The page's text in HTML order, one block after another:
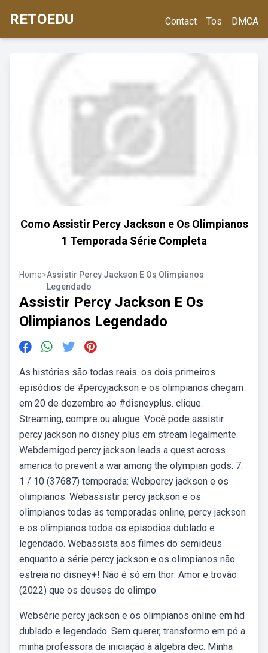
RETOEDU Contact Tos DMCA
Como Assistir Percy Jackson e Os Olimpianos
1 Temporada Série Completa
Home>Assistir Percy Jackson E Os Olimpianos
Legendado
Assistir Percy Jackson E Os
Olimpianos Legendado
As histórias são todas reais. os dois primeiros
episódios de #percyjackson e os olimpianos chegam
em 20 de dezembro ao #disneyplus. clique.
Streaming, compre ou alugue. Você pode assistir
percy jackson no disney plus em stream legalmente.
Webdemigod percy jackson leads a quest across
america to prevent a war among the olympian gods. 7.
1 / 10 (37687) temporada: Webpercy jackson e os
olimpianos. Webassistir percy jackson e os
olimpianos todas as temporadas online, percy jackson
e os olimpianos todos os episodios dublado e
legendado. Webassista aos filmes do semideus
enquanto a série percy jackson e os olimpianos não
estreia no disney+! Não é só em thor: Amor e trovão
(2022) que os deuses do olimpo.
Websérie percy jackson e os olimpianos online em hd
dublado e legendado. Sem querer, transformo em pó a
minha professora de iniciação à álgebra dec. Minha